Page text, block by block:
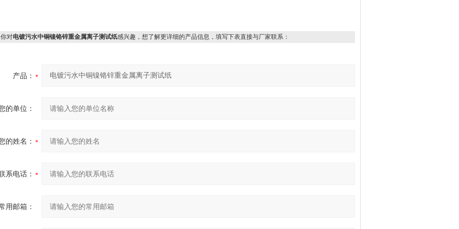
对电镀污水中铜镍铬锌重金属离子测试纸感兴趣，想了解更详细的产品信息，填写下表直接与厂家联系：
产品：
的单位：
的姓名：
系电话：
用邮箱：